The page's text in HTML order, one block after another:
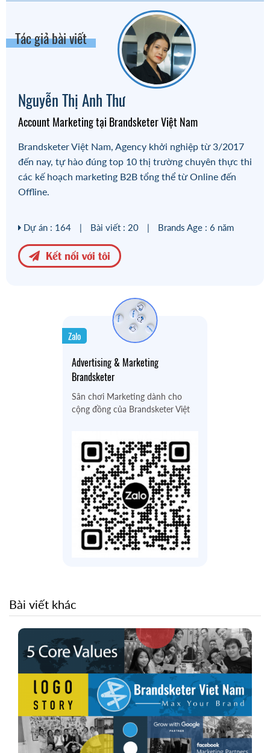
#xây dựng thương hiệu branding
#branding thương hiệu #branding marketing
#branding là gì #branding and marketing
#brandsketer việt nam
Tác giả bài viết
Nguyễn Thị Anh Thư
Account Marketing tại Brandsketer Việt Nam
Brandsketer Việt Nam, Agency khởi nghiệp từ 3/2017
đến nay, tự hào đúng top 10 thị trường chuyên thực thi
các kế hoạch marketing B2B tổng thể từ Online đến
Offline.
Dự án : 164 | Bài viết : 20 | Brands Age : 6 năm
Kết nối với tôi
Zalo
Advertising & Marketing
Brandsketer
Sân chơi Marketing dành cho
cộng đồng của Brandsketer Việt
Bài viết khác